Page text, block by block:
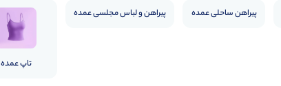
پیراهن ساحلی عمده پیراهن و لباس مجلسی عمده
تاپ عمده